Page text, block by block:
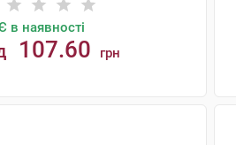
в наявності
107.60 грн